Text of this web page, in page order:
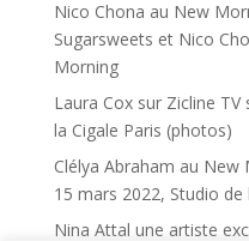
Nico Chona au New
Sugarsweets et Nico
Morning
Laura Cox sur Zicline TV
la Cigale Paris (photos)
Clélya Abraham au New
15 mars 2022, Studio de
Nina Attal une artiste